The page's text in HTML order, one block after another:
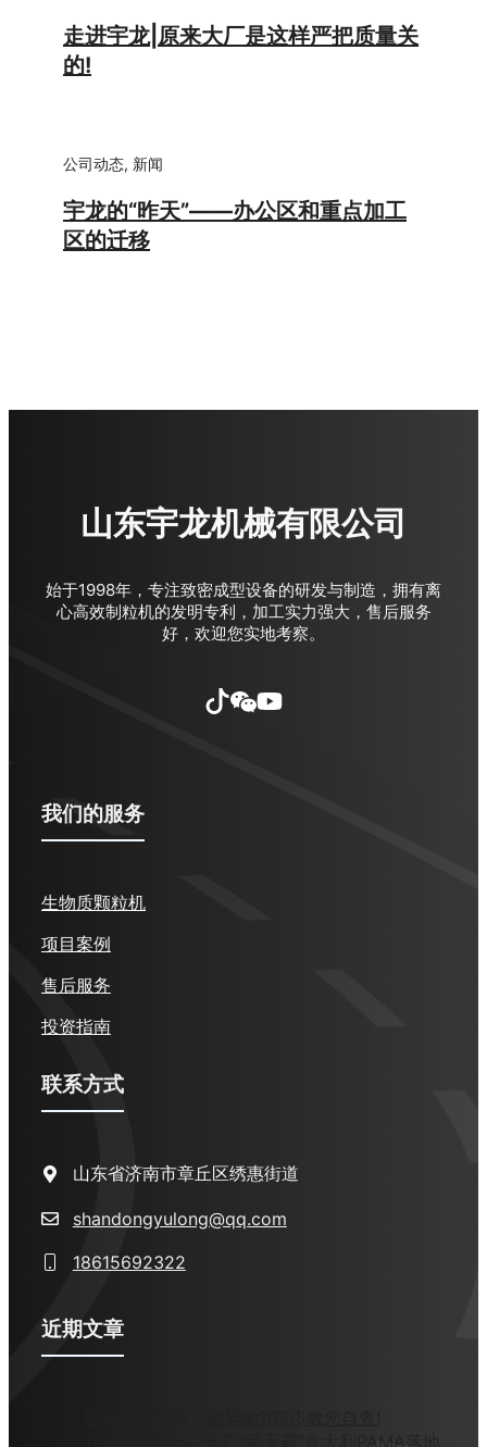
走进宇龙|原来大厂是这样严把质量关
的!
公司动态, 新闻
宇龙的“昨天”——办公区和重点加工
区的迁移
山东宇龙机械有限公司
始于1998年，专注致密成型设备的研发与制造，拥有离
心高效制粒机的发明专利，加工实力强大，售后服务
好，欢迎您实地考察。
我们的服务
生物质颗粒机
项目案例
售后服务
投资指南
联系方式
山东省济南市章丘区绣惠街道
shandongyulong@qq.com
18615692322
近期文章
耗时一年6个月!全厂“巨无霸”意大利PAMA落地